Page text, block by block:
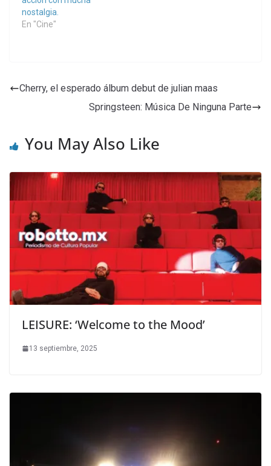
nostalgia.
En "Cine"
Cherry, el esperado álbum debut de julian maas
Springsteen: Música De Ninguna Parte
You May Also Like
LEISURE: ‘Welcome to the Mood’
13 septiembre, 2025